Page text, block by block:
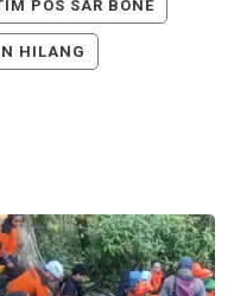
POS SAR BONE
HILANG